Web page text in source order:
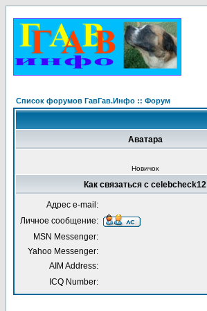
Список форумов ГавГав.Инфо :: Форум
Аватара
Новичок
Как связаться с celebcheck12
Адрес e-mail:
Личное сообщение:
MSN Messenger:
Yahoo Messenger:
AIM Address:
ICQ Number: